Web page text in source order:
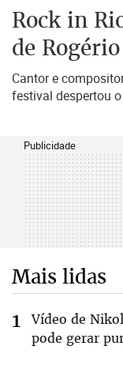
Rock in
de
Cantor e
festival despertou
Publicidade
Mais lidas
Vídeo de
pode gerar